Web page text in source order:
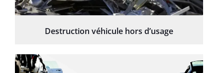
Destruction véhicule hors d’usage